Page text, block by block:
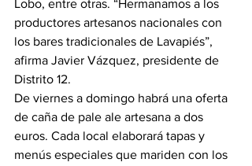
Lobo, entre otras. “Hermanamos a los
productores artesanos nacionales con
los bares tradicionales de Lavapiés”,
afirma Javier Vázquez, presidente de
Distrito 12.
De viernes a domingo habrá una oferta
de caña de pale ale artesana a dos
euros. Cada local elaborará tapas y
menús especiales que mariden con los